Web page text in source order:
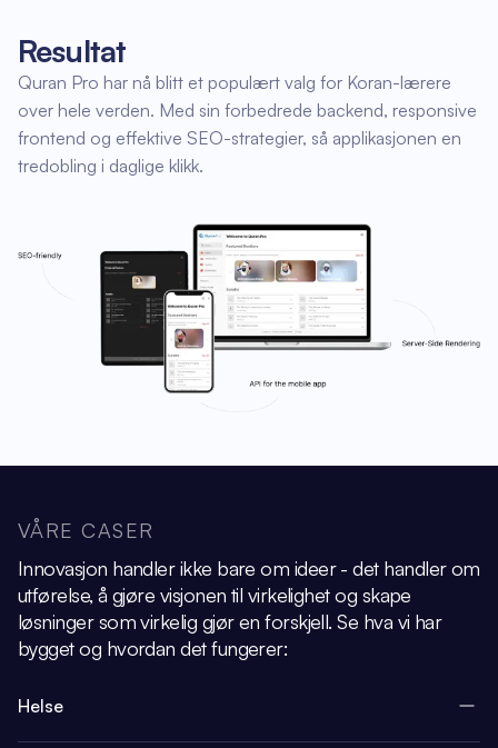
Resultat
Quran Pro har nå blitt et populært valg for Koran-lærere
over hele verden. Med sin forbedrede backend, responsive
frontend og effektive SEO-strategier, så applikasjonen en
tredobling i daglige klikk.
VÅRE CASER
Innovasjon handler ikke bare om ideer - det handler om
utførelse, å gjøre visjonen til virkelighet og skape
løsninger som virkelig gjør en forskjell.Se hva vi har
bygget og hvordan det fungerer:
Helse